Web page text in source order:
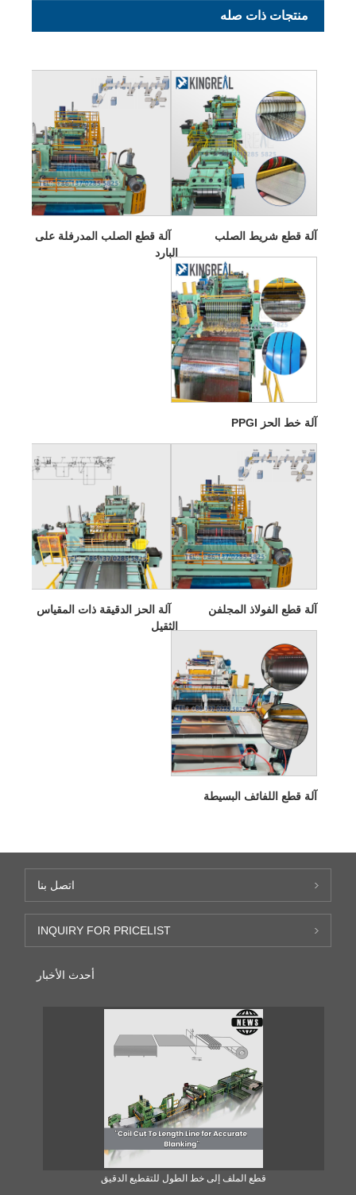
منتجات ذات صله
آلة قطع الصلب المدرفلة على
البارد
آلة قطع شريط الصلب
آلة خط الحز PPGI
آلة الحز الدقيقة ذات المقياس
الثقيل
آلة قطع الفولاذ المجلفن
آلة قطع اللفائف البسيطة
اتصل بنا
INQUIRY FOR PRICELIST
أحدث الأخبار
قطع الملف إلى خط الطول للتقطيع الدقيق